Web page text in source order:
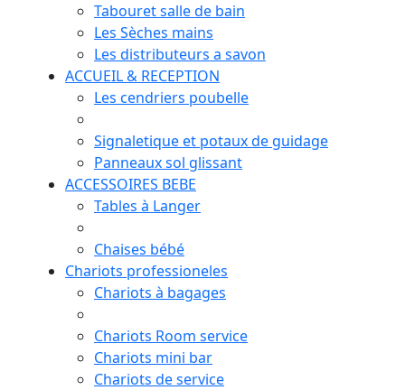
Tabouret salle de bain
Les Sèches mains
Les distributeurs a savon
ACCUEIL & RECEPTION
Les cendriers poubelle
Signaletique et potaux de guidage
Panneaux sol glissant
ACCESSOIRES BEBE
Tables à Langer
Chaises bébé
Chariots professioneles
Chariots à bagages
Chariots Room service
Chariots mini bar
Chariots de service